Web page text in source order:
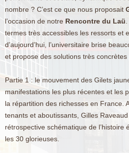
nombre ? C’est ce que nous proposait
l’occasion de notre Rencontre du Laü
termes très accessibles les ressorts et
d’aujourd’hui, l’universitaire brise
et propose des solutions très
Partie 1 : le mouvement des Gilets
manifestations les plus récentes et les
la répartition des richesses en France.
tenants et aboutissants, Gilles
rétrospective schématique de l’histoire
les 30 glorieuses.